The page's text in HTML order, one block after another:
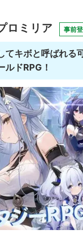
ロミリア 事前
てキボと呼ばれる
ルドRPG！